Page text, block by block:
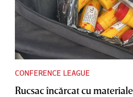
CONFERENCE LEAGUE
Rucsac încărcat cu